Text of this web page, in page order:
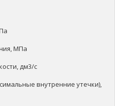
МПа
дм3/с
внутренние утечки),